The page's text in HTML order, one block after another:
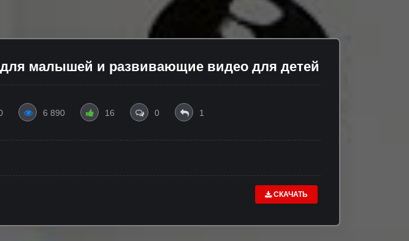
малышей и развивающие видео для детей
6 890 16 0 1
СКАЧАТЬ